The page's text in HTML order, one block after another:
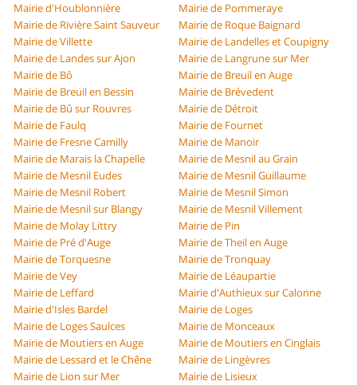
Mairie d'Houblonnière
Mairie de Pommeraye
Mairie de Rivière Saint Sauveur
Mairie de Roque Baignard
Mairie de Villette
Mairie de Landelles et Coupigny
Mairie de Landes sur Ajon
Mairie de Langrune sur Mer
Mairie de Bô
Mairie de Breuil en Auge
Mairie de Breuil en Bessin
Mairie de Brévedent
Mairie de Bû sur Rouvres
Mairie de Détroit
Mairie de Faulq
Mairie de Fournet
Mairie de Fresne Camilly
Mairie de Manoir
Mairie de Marais la Chapelle
Mairie de Mesnil au Grain
Mairie de Mesnil Eudes
Mairie de Mesnil Guillaume
Mairie de Mesnil Robert
Mairie de Mesnil Simon
Mairie de Mesnil sur Blangy
Mairie de Mesnil Villement
Mairie de Molay Littry
Mairie de Pin
Mairie de Pré d'Auge
Mairie de Theil en Auge
Mairie de Torquesne
Mairie de Tronquay
Mairie de Vey
Mairie de Léaupartie
Mairie de Leffard
Mairie d'Authieux sur Calonne
Mairie d'Isles Bardel
Mairie de Loges
Mairie de Loges Saulces
Mairie de Monceaux
Mairie de Moutiers en Auge
Mairie de Moutiers en Cinglais
Mairie de Lessard et le Chêne
Mairie de Lingèvres
Mairie de Lion sur Mer
Mairie de Lisieux